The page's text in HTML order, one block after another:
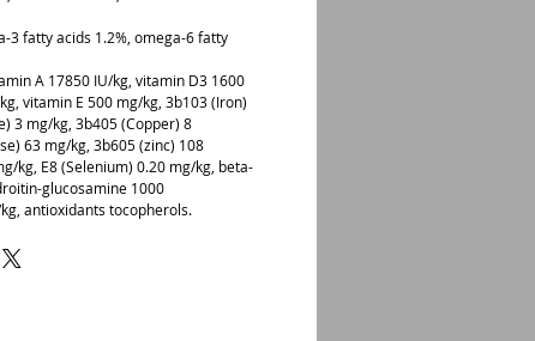
3 fatty acids 1.2%, omega-6 fatty
A 17850 IU/kg, vitamin D3 1600
vitamin E 500 mg/kg, 3b103 (Iron)
3 mg/kg, 3b405 (Copper) 8
63 mg/kg, 3b605 (zinc) 108
kg, E8 (Selenium) 0.20 mg/kg, beta-
glucosamine 1000
antioxidants tocopherols.